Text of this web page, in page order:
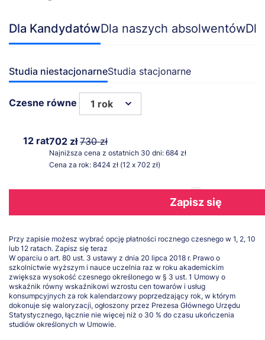
Dla KandydatówDla naszych absolwentów
Studia niestacjonarneStudia stacjonarne
Czesne równe 1 rok
12 rat702 zł730 zł
Najniższa cena z ostatnich 30 dni: 684 zł
Cena za rok: 8424 zł (12 x 702 zł)
Zapisz się
Przy zapisie możesz wybrać opcję płatności rocznego czesnego w 1, 2, 10
lub 12 ratach. Zapisz się teraz
W oparciu o art. 80 ust. 3 ustawy z dnia 20 lipca 2018 r. Prawo o
szkolnictwie wyższym i nauce uczelnia raz w roku akademickim
zwiększa wysokość czesnego określonego w § 3 ust. 1 Umowy o
wskaźnik równy wskaźnikowi wzrostu cen towarów i usług
konsumpcyjnych za rok kalendarzowy poprzedzający rok, w którym
dokonuje się waloryzacji, ogłoszony przez Prezesa Głównego Urzędu
Statystycznego, łącznie nie więcej niż o 30 % do czasu ukończenia
studiów określonych w Umowie.